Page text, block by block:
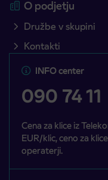
O podjetju
Družbe v skupini
Kontakti
INFO center
090 74 11
Cena za klice iz
EUR/klic, ceno za
operaterji.